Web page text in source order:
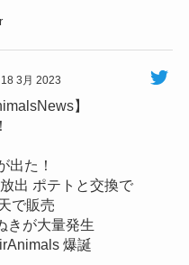
18 3月 2023
】
出た！
出 ポテトと交換で
で販売
きが大量発生
爆誕